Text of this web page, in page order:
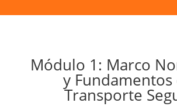
Módulo 1: Marco
y Fundamentos
Transporte